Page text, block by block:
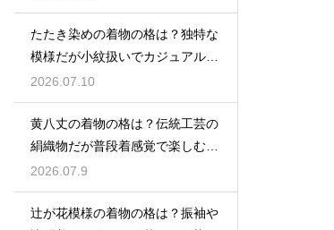
たたき染めの着物の格は？独特な
模様だが小紋扱いでカジュアルに
着こなす
2026.07.10
黄八丈の着物の格は？伝統工芸の
絹織物だが普段着感覚で楽しむお
しゃれ着
2026.07.9
辻が花模様の着物の格は？振袖や